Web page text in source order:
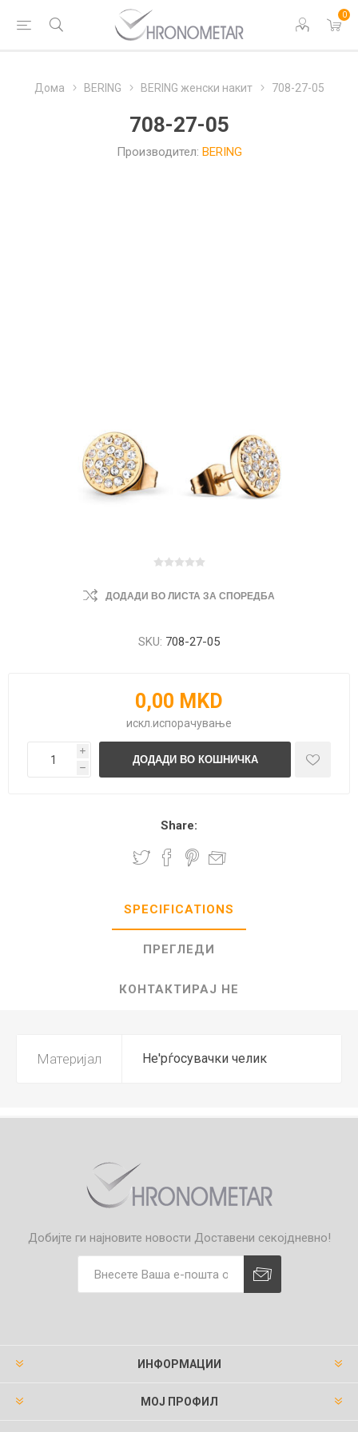
0
Дома BERING BERING женски накит 708-27-05
708-27-05
Производител: BERING
ДОДАДИ ВО ЛИСТА ЗА СПОРЕДБА
SKU: 708-27-05
0,00 MKD
искл. испорачување
i
h
Share:
SPECIFICATIONS
ПРЕГЛЕДИ
КОНТАКТИРАЈ НЕ
Материјал Не'рѓосувачки челик
Добијте ги најновите новости Доставени секојдневно!
ИНФОРМАЦИИ
МОЈ ПРОФИЛ